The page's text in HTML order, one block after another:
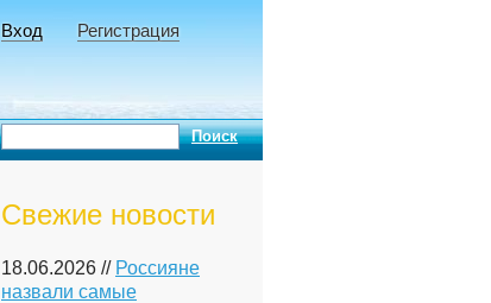
Вход Регистрация
Свежие новости
18.06.2026 // Россияне
назвали самые